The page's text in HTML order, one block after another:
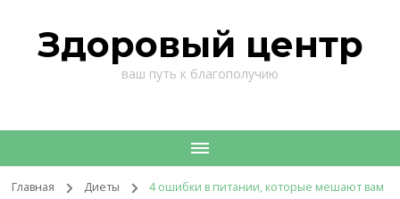
Здоровый центр
ваш путь к благополучию
Главная Диеты
4 ошибки в питании, которые мешают вам